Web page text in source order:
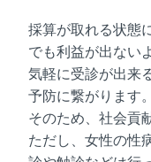
採算が取れる状態
でも利益が出ない
気軽に受診が出来
予防に繋がります。
そのため、社会貢
ただし、女性の性